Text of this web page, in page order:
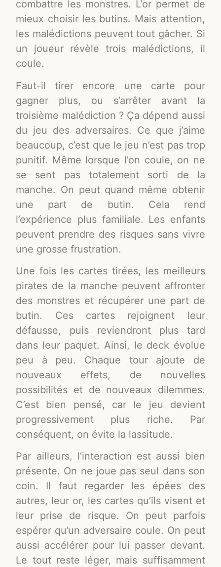
combattre les monstres. L’or permet de
mieux choisir les butins. Mais attention,
les malédictions peuvent tout gâcher. Si
un joueur révèle trois malédictions, il
coule.
Faut-il tirer encore une carte pour
gagner plus, ou s’arrêter avant la
troisième malédiction ? Ça dépend aussi
du jeu des adversaires. Ce que j’aime
beaucoup, c’est que le jeu n’est pas trop
punitif. Même lorsque l’on coule, on ne
se sent pas totalement sorti de la
manche. On peut quand même obtenir
une part de butin. Cela rend
l’expérience plus familiale. Les enfants
peuvent prendre des risques sans vivre
une grosse frustration.
Une fois les cartes tirées, les meilleurs
pirates de la manche peuvent affronter
des monstres et récupérer une part de
butin. Ces cartes rejoignent leur
défausse, puis reviendront plus tard
dans leur paquet. Ainsi, le deck évolue
peu à peu. Chaque tour ajoute de
nouveaux effets, de nouvelles
possibilités et de nouveaux dilemmes.
C’est bien pensé, car le jeu devient
progressivement plus riche. Par
conséquent, on évite la lassitude.
Par ailleurs, l’interaction est aussi bien
présente. On ne joue pas seul dans son
coin. Il faut regarder les épées des
autres, leur or, les cartes qu’ils visent et
leur prise de risque. On peut parfois
espérer qu’un adversaire coule. On peut
aussi accélérer pour lui passer devant.
Le tout reste léger, mais suffisamment